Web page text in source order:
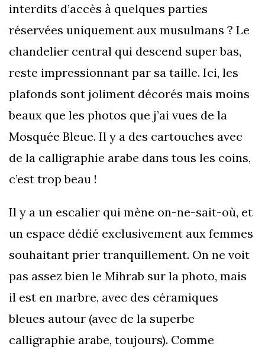
interdits d’accès à quelques parties
réservées uniquement aux musulmans ? Le
chandelier central qui descend super bas,
reste impressionnant par sa taille. Ici, les
plafonds sont joliment décorés mais moins
beaux que les photos que j’ai vues de la
Mosquée Bleue. Il y a des cartouches avec
de la calligraphie arabe dans tous les coins,
c’est trop beau !
Il y a un escalier qui mène on-ne-sait-où, et
un espace dédié exclusivement aux femmes
souhaitant prier tranquillement. On ne voit
pas assez bien le Mihrab sur la photo, mais
il est en marbre, avec des céramiques
bleues autour (avec de la superbe
calligraphie arabe, toujours). Comme